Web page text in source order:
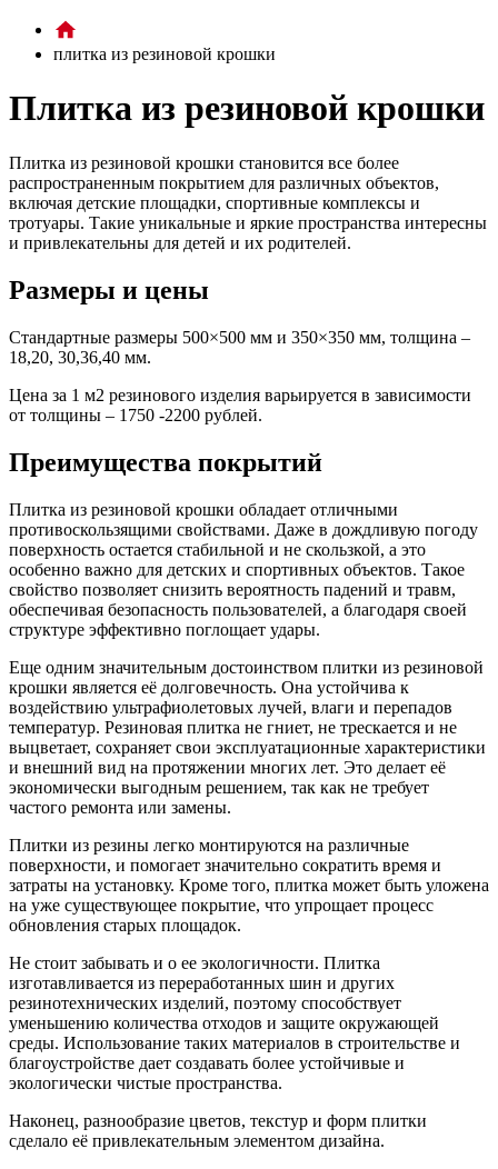
плитка из резиновой крошки
Плитка из резиновой крошки
Плитка из резиновой крошки становится все более
распространенным покрытием для различных объектов,
включая детские площадки, спортивные комплексы и
тротуары. Такие уникальные и яркие пространства интересны
и привлекательны для детей и их родителей.
Размеры и цены
Стандартные размеры 500×500 мм и 350×350 мм, толщина –
18,20, 30,36,40 мм.
Цена за 1 м2 резинового изделия варьируется в зависимости
от толщины – 1750 -2200 рублей.
Преимущества покрытий
Плитка из резиновой крошки обладает отличными
противоскользящими свойствами. Даже в дождливую погоду
поверхность остается стабильной и не скользкой, а это
особенно важно для детских и спортивных объектов. Такое
свойство позволяет снизить вероятность падений и травм,
обеспечивая безопасность пользователей, а благодаря своей
структуре эффективно поглощает удары.
Еще одним значительным достоинством плитки из резиновой
крошки является её долговечность. Она устойчива к
воздействию ультрафиолетовых лучей, влаги и перепадов
температур. Резиновая плитка не гниет, не трескается и не
выцветает, сохраняет свои эксплуатационные характеристики
и внешний вид на протяжении многих лет. Это делает её
экономически выгодным решением, так как не требует
частого ремонта или замены.
Плитки из резины легко монтируются на различные
поверхности, и помогает значительно сократить время и
затраты на установку. Кроме того, плитка может быть уложена
на уже существующее покрытие, что упрощает процесс
обновления старых площадок.
Не стоит забывать и о ее экологичности. Плитка
изготавливается из переработанных шин и других
резинотехнических изделий, поэтому способствует
уменьшению количества отходов и защите окружающей
среды. Использование таких материалов в строительстве и
благоустройстве дает создавать более устойчивые и
экологически чистые пространства.
Наконец, разнообразие цветов, текстур и форм плитки
сделало её привлекательным элементом дизайна.